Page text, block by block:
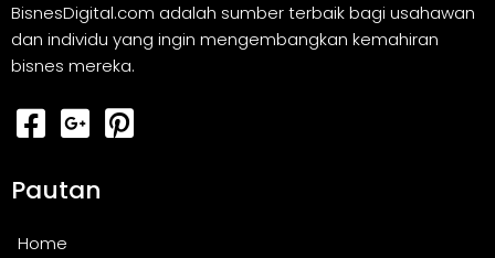
BisnesDigital.com adalah sumber terbaik bagi usahawan
dan individu yang ingin mengembangkan kemahiran
bisnes mereka.
Pautan
Home